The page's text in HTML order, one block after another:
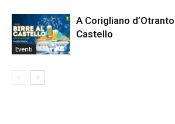
Eventi
A Corigliano
Castello